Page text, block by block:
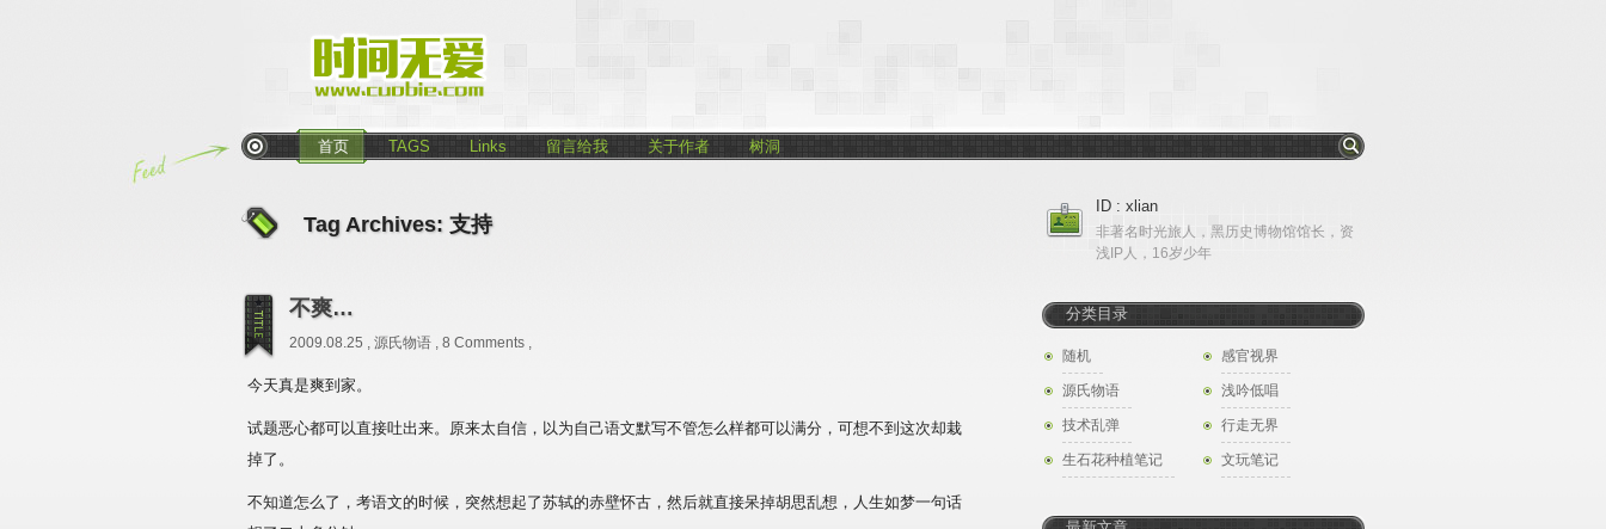
首页 TAGS Links 留言给我 关于作者 树洞
Tag Archives: 支持
不爽…
2009.08.25 , 源氏物语 , 8 Comments ,
今天真是爽到家。
试题恶心都可以直接吐出来。原来太自信，以为自己语文默写不管怎么样都可以满分，可想不到这次却栽
掉了。
不知道怎么了，考语文的时候，突然想起了苏轼的赤壁怀古，然后就直接呆掉胡思乱想，人生如梦一句话
ID : xlian
非著名时光旅人，黑历史博物馆馆长，资
浅IP人，16岁少年
分类目录
随机 感官视界
源氏物语 浅吟低唱
技术乱弹 行走无界
生石花种植笔记 文玩笔记